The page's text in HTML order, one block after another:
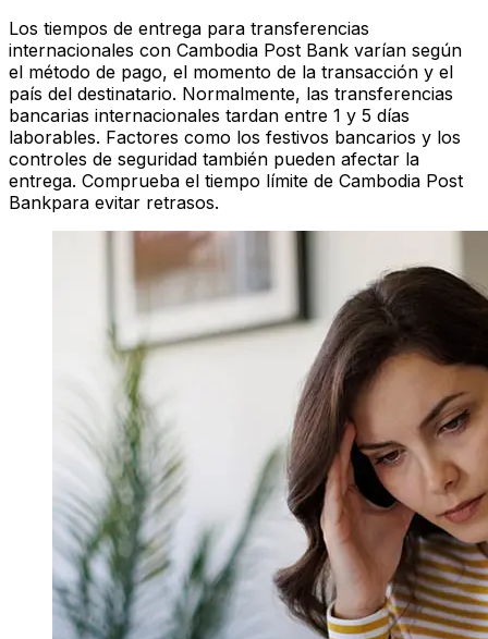
Los tiempos de entrega para transferencias
internacionales con Cambodia Post Bank varían según
el método de pago, el momento de la transacción y el
país del destinatario. Normalmente, las transferencias
bancarias internacionales tardan entre 1 y 5 días
laborables. Factores como los festivos bancarios y los
controles de seguridad también pueden afectar la
entrega. Comprueba el tiempo límite de Cambodia Post
Bankpara evitar retrasos.